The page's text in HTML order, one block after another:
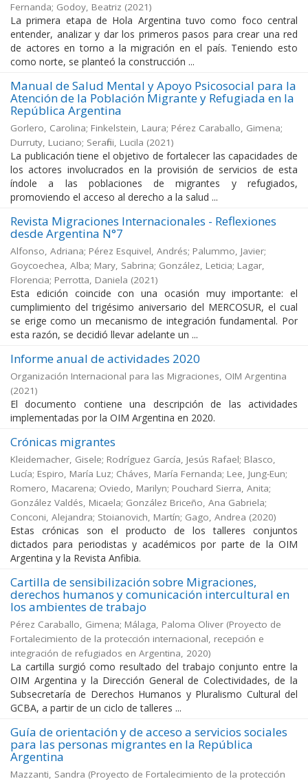
Fernanda; Godoy, Beatriz (2021)
La primera etapa de Hola Argentina tuvo como foco central
entender, analizar y dar los primeros pasos para crear una red
de actores en torno a la migración en el país. Teniendo esto
como norte, se planteó la construcción ...
Manual de Salud Mental y Apoyo Psicosocial para la
Atención de la Población Migrante y Refugiada en la
República Argentina
Gorlero, Carolina; Finkelstein, Laura; Pérez Caraballo, Gimena;
Durruty, Luciano; Serafini, Lucila (2021)
La publicación tiene el objetivo de fortalecer las capacidades de
los actores involucrados en la provisión de servicios de esta
índole a las poblaciones de migrantes y refugiados,
promoviendo el acceso al derecho a la salud ...
Revista Migraciones Internacionales - Reflexiones
desde Argentina N°7
Alfonso, Adriana; Pérez Esquivel, Andrés; Palummo, Javier;
Goycoechea, Alba; Mary, Sabrina; González, Leticia; Lagar,
Florencia; Perrotta, Daniela (2021)
Esta edición coincide con una ocasión muy importante: el
cumplimiento del trigésimo aniversario del MERCOSUR, el cual
se erige como un mecanismo de integración fundamental. Por
esta razón, se decidió llevar adelante un ...
Informe anual de actividades 2020
Organización Internacional para las Migraciones, OIM Argentina
(2021)
El documento contiene una descripción de las actividades
implementadas por la OIM Argentina en 2020.
Crónicas migrantes
Kleidemacher, Gisele; Rodríguez García, Jesús Rafael; Blasco,
Lucía; Espiro, María Luz; Cháves, María Fernanda; Lee, Jung-Eun;
Romero, Macarena; Oviedo, Marilyn; Pouchard Sierra, Anita;
González Valdés, Micaela; González Briceño, Ana Gabriela;
Conconi, Alejandra; Stoianovich, Martín; Gago, Andrea (2020)
Estas crónicas son el producto de los talleres conjuntos
dictados para periodistas y académicos por parte de la OIM
Argentina y la Revista Anfibia.
Cartilla de sensibilización sobre Migraciones,
derechos humanos y comunicación intercultural en
los ambientes de trabajo
Pérez Caraballo, Gimena; Málaga, Paloma Oliver (Proyecto de
Fortalecimiento de la protección internacional, recepción e
integración de refugiados en Argentina, 2020)
La cartilla surgió como resultado del trabajo conjunto entre la
OIM Argentina y la Dirección General de Colectividades, de la
Subsecretaría de Derechos Humanos y Pluralismo Cultural del
GCBA, a partir de un ciclo de talleres ...
Guía de orientación y de acceso a servicios sociales
para las personas migrantes en la República
Argentina
Mazzanti, Sandra (Proyecto de Fortalecimiento de la protección